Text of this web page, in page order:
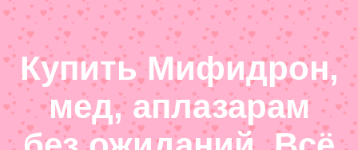
Купить Мифидрон,
мед, аплазарам